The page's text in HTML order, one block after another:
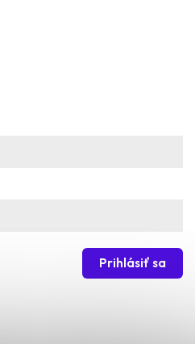
Prihlásiť sa